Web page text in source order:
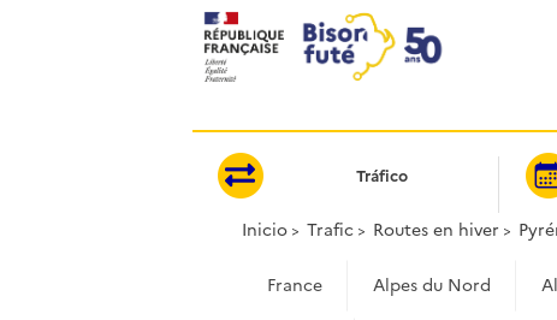
Tráfico
Inicio Trafic Routes en hiver
France Alpes du Nord